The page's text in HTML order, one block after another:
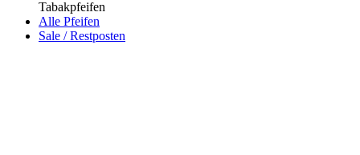
Tabakpfeifen
Alle Pfeifen
Sale / Restposten